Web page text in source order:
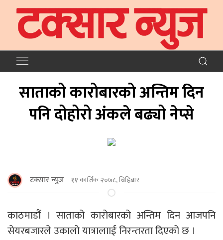
साताको कारोबारको अन्तिम दिन
पनि दोहोरो अंकले बढ्यो नेप्से
टक्सार न्युज ११ कार्तिक २०७८, बिहिबार
काठमाडौं । साताको कारोबारको अन्तिम दिन आजपनि
सेयरबजारले उकालो यात्रालााई निरन्तरता दिएको छ ।